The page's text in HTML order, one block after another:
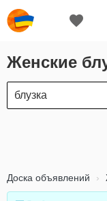
Женские
Доска объявлений